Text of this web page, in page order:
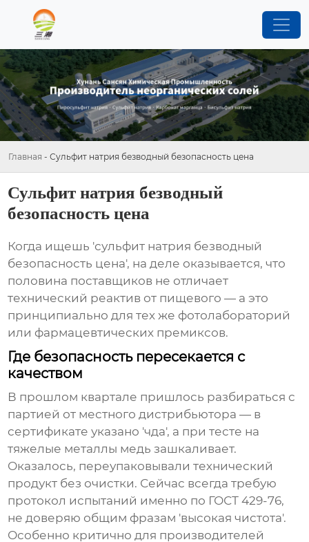
Главная - Сульфит натрия безводный безопасность цена
Сульфит натрия безводный
безопасность цена
Когда ищешь 'сульфит натрия безводный
безопасность цена', на деле оказывается, что
половина поставщиков не отличает
технический реактив от пищевого — а это
принципиально для тех же фотолабораторий
или фармацевтических премиксов.
Где безопасность пересекается с
качеством
В прошлом квартале пришлось разбираться с
партией от местного дистрибьютора — в
сертификате указано 'чда', а при тесте на
тяжелые металлы медь зашкаливает.
Оказалось, переупаковывали технический
продукт без очистки. Сейчас всегда требую
протокол испытаний именно по ГОСТ 429-76,
не доверяю общим фразам 'высокая чистота'.
Особенно критично для производителей